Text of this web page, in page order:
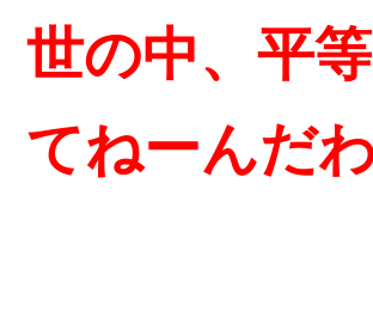
世の中、平
てねーんだ